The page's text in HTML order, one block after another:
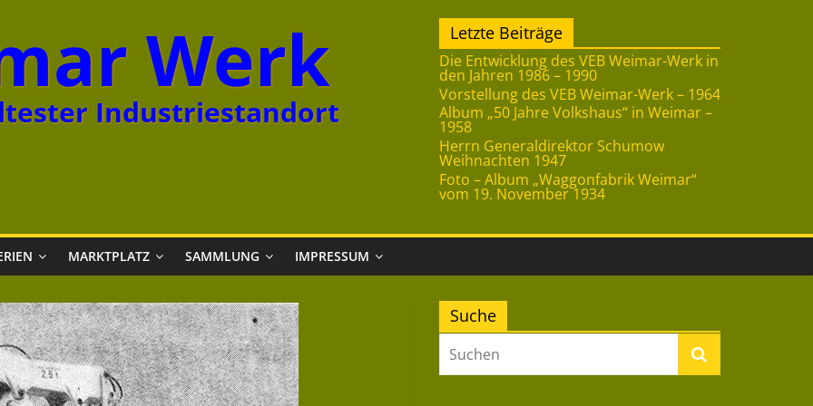
Werk
Industriestandort
Letzte Beiträge
Die Entwicklung des VEB Weimar-Werk in
den Jahren 1986 – 1990
Vorstellung des VEB Weimar-Werk – 1964
Album „50 Jahre Volkshaus“ in Weimar –
1958
Herrn Generaldirektor Schumow
Weihnachten 1947
Foto – Album „Waggonfabrik Weimar“
vom 19. November 1934
MARKTPLATZ SAMMLUNG IMPRESSUM
Suche